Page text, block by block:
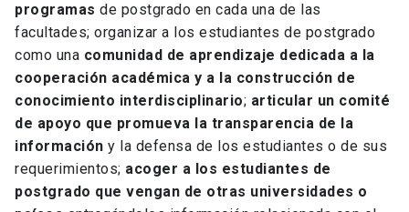
programas de postgrado en cada una de las
facultades; organizar a los estudiantes de postgrado
como una comunidad de aprendizaje dedicada a la
cooperación académica y a la construcción de
conocimiento interdisciplinario; articular un comité
de apoyo que promueva la transparencia de la
información y la defensa de los estudiantes o de sus
requerimientos; acoger a los estudiantes de
postgrado que vengan de otras universidades o